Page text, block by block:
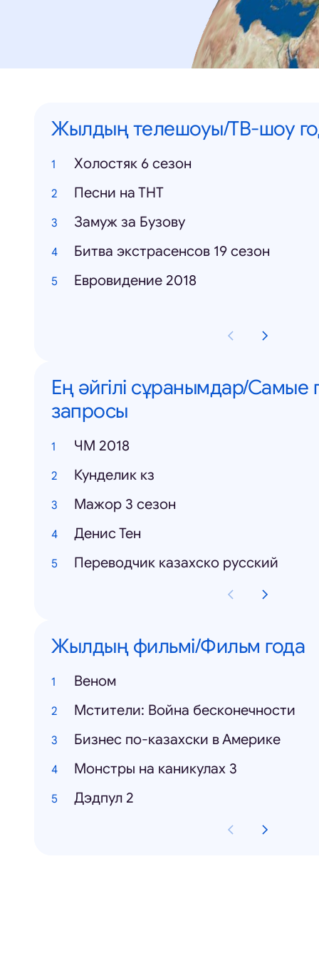
Жылдың телешоуы/ТВ-шоу
Холостяк 6 сезон
Песни на ТНТ
Замуж за Бузову
Битва экстрасенсов 19 сезон
Евровидение 2018
Ең әйгілі сұранымдар/
запросы
ЧМ 2018
Кунделик кз
Мажор 3 сезон
Денис Тен
Переводчик казахско русский
Жылдың фильмі/Фильм года
Веном
Мстители: Война бесконечности
Бизнес по-казахски в Америке
Монстры на каникулах 3
Дэдпул 2